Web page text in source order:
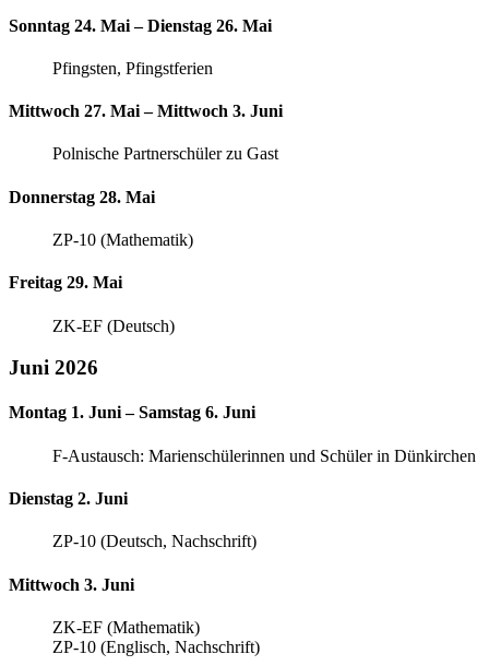
Sonntag 24. Mai – Dienstag 26. Mai
Pfingsten, Pfingstferien
Mittwoch 27. Mai – Mittwoch 3. Juni
Polnische Partnerschüler zu Gast
Donnerstag 28. Mai
ZP-10 (Mathematik)
Freitag 29. Mai
ZK-EF (Deutsch)
Juni 2026
Montag 1. Juni – Samstag 6. Juni
F-Austausch: Marienschülerinnen und Schüler in Dünkirchen
Dienstag 2. Juni
ZP-10 (Deutsch, Nachschrift)
Mittwoch 3. Juni
ZK-EF (Mathematik)
ZP-10 (Englisch, Nachschrift)